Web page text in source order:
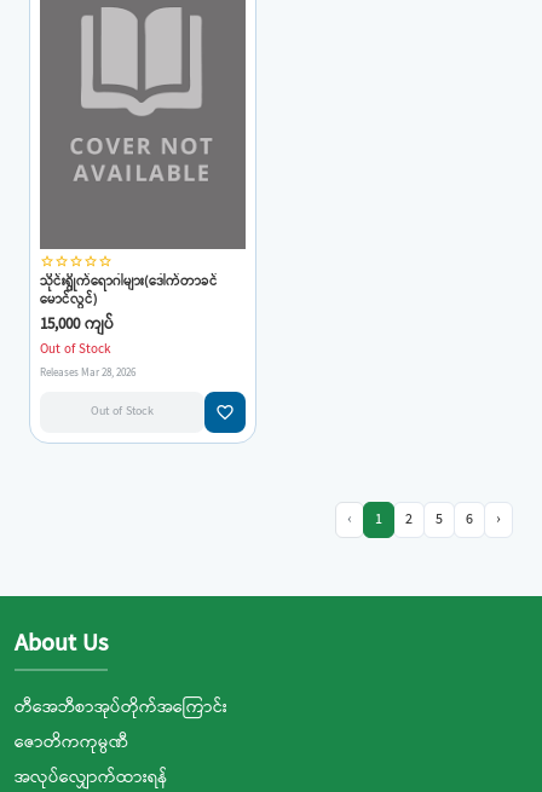
star_borderstar_borderstar_borderstar_borderstar_border
သိုင်းရွိုက်ရောဂါများ(ဒေါက်တာခင်
မောင်လွင်)
15,000 ကျပ်
Out of Stock
Releases Mar 28, 2026
Out of Stock favorite_border
‹ 1 2 5 6 ›
About Us
တီအေဘီစာအုပ်တိုက်အကြောင်း
ဇောတိကကုမ္ပဏီ
အလုပ်လျှောက်ထားရန်